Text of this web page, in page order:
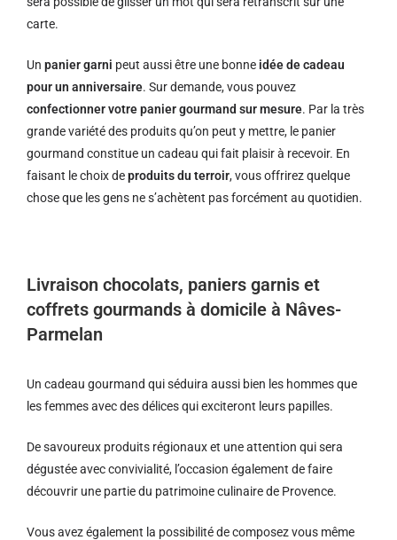
carte.
Un panier garni peut aussi être une bonne idée de cadeau
pour un anniversaire. Sur demande, vous pouvez
confectionner votre panier gourmand sur mesure. Par la très
grande variété des produits qu’on peut y mettre, le panier
gourmand constitue un cadeau qui fait plaisir à recevoir. En
faisant le choix deproduits du terroir, vous offrirez quelque
chose que les gens ne s’achètent pas forcément au quotidien.
Livraison chocolats, paniers garnis et
coffrets gourmands à domicile à Nâves-
Parmelan
Un cadeau gourmand qui séduira aussi bien les hommes que
les femmes avec des délices qui exciteront leurs papilles.
De savoureux produits régionaux et une attention qui sera
dégustée avec convivialité, l’occasion également de faire
découvrir une partie du patrimoine culinaire de Provence.
Vous avez également la possibilité de composez vous même